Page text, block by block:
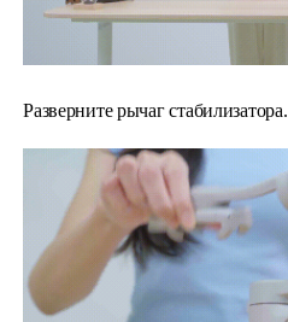
Разверните рычаг стабилизатора.